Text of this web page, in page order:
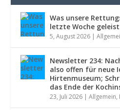
Was unsere
letzte Woche
5, August 2026 |
Newsletter 234:
also offen für neue
Hirtenmuseum;
das Ende der
23, Juli 2026 |Allgemein,